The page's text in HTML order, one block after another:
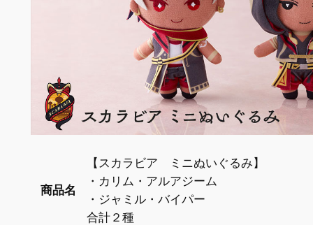
商品名
【スカラビア ミニぬいぐるみ】
・カリム・アルアジーム
・ジャミル・バイパー
合計２種